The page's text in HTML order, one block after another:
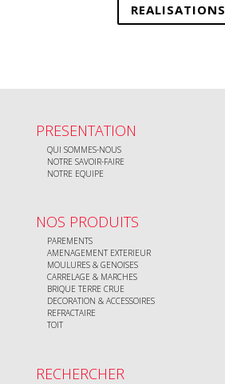
REALISATIONS
PRESENTATION
QUI SOMMES-NOUS
NOTRE SAVOIR-FAIRE
NOTRE EQUIPE
NOS PRODUITS
PAREMENTS
AMENAGEMENT EXTERIEUR
MOULURES & GENOISES
CARRELAGE & MARCHES
BRIQUE TERRE CRUE
DECORATION & ACCESSOIRES
REFRACTAIRE
TOIT
RECHERCHER